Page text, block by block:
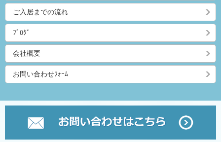
ご入居までの流れ
ﾌﾞﾛｸﾞ
会社概要
お問い合わせﾌｫｰﾑ